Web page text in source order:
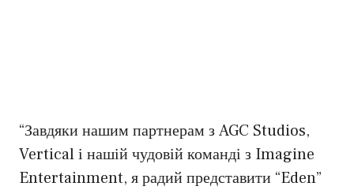
“Завдяки нашим партнерам з AGC Studios,
Vertical і нашій чудовій команді з Imagine
Entertainment, я радий представити “Eden”